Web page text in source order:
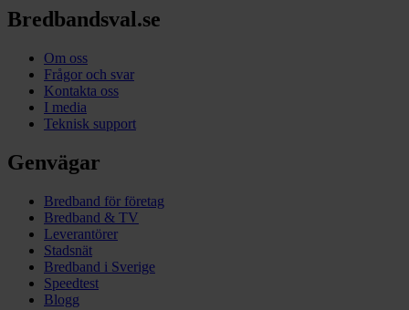
Bredbandsval.se
Om oss
Frågor och svar
Kontakta oss
I media
Teknisk support
Genvägar
Bredband för företag
Bredband & TV
Leverantörer
Stadsnät
Bredband i Sverige
Speedtest
Blogg